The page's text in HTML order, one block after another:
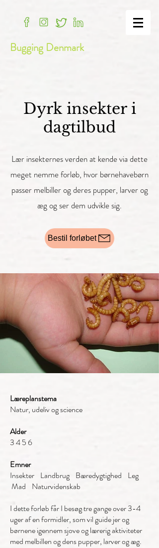
Bugging Denmark
Dyrk insekter i
dagtilbud
Lær insekternes verden at kende via dette
meget nemme forløb, hvor børnehavebørn
passer melbiller og deres pupper, larver og
æg og ser dem udvikle sig.
Bestil forløbet
Læreplanstema
Natur, udeliv og science
Alder
3 4 5 6
Emner
Insekter Landbrug Bæredygtighed Leg
Mad Naturvidenskab
I dette forløb får I besøg tre gange over 3-4
uger af en formidler, som vil guide jer og
børnene igennem sjove og lærerig aktiviteter
med melbillen og dens pupper, larver og æg.